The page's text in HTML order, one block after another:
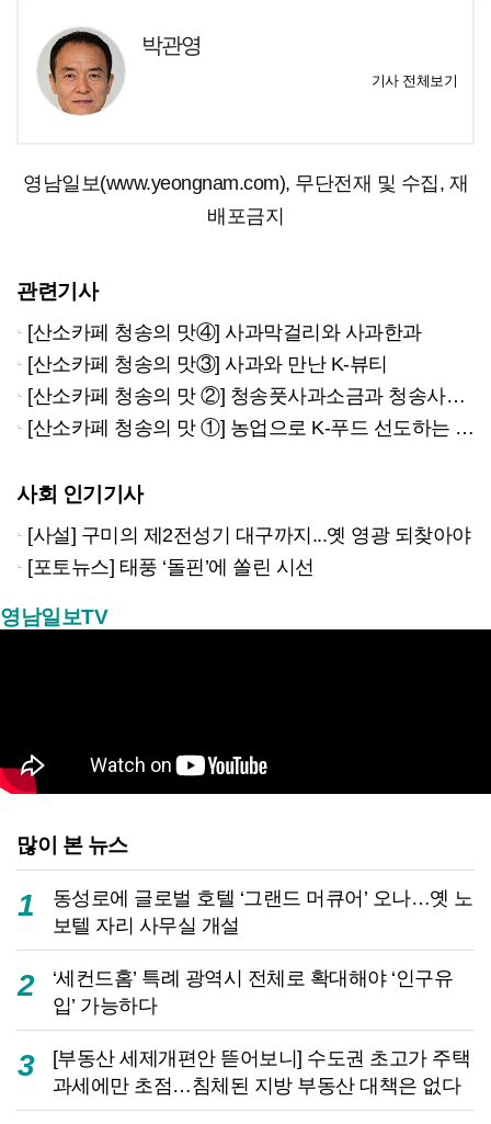
박관영
기사 전체보기
영남일보(www.yeongnam.com), 무단전재 및 수집, 재
배포금지
관련기사
[산소카페 청송의 맛④] 사과막걸리와 사과한과
[산소카페 청송의 맛③] 사과와 만난 K-뷰티
[산소카페 청송의 맛 ②] 청송풋사과소금과 청송사과김
[산소카페 청송의 맛 ①] 농업으로 K-푸드 선도하는 청송
사회 인기기사
[사설] 구미의 제2전성기 대구까지...옛 영광 되찾아야
[포토뉴스] 태풍 ‘돌핀’에 쏠린 시선
영남일보TV
많이 본 뉴스
1
동성로에 글로벌 호텔 ‘그랜드 머큐어’ 오나…옛 노
보텔 자리 사무실 개설
2
‘세컨드홈’ 특례 광역시 전체로 확대해야 ‘인구유
입’ 가능하다
3
[부동산 세제개편안 뜯어보니] 수도권 초고가 주택
과세에만 초점…침체된 지방 부동산 대책은 없다